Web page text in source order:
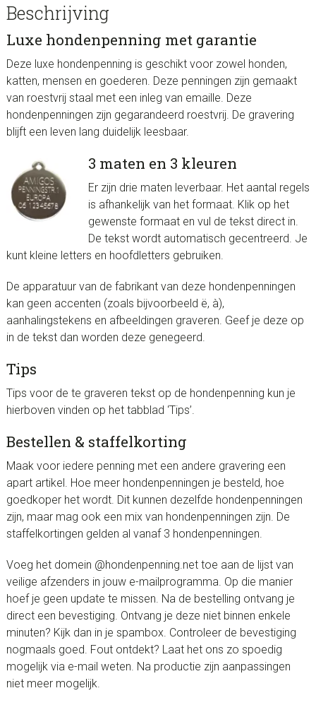
Beschrijving
Luxe hondenpenning met garantie
Deze luxe hondenpenning is geschikt voor zowel honden,
katten, mensen en goederen. Deze penningen zijn gemaakt
van roestvrij staal met een inleg van emaille. Deze
hondenpenningen zijn gegarandeerd roestvrij. De gravering
blijft een leven lang duidelijk leesbaar.
3 maten en 3 kleuren
Er zijn drie maten leverbaar. Het aantal regels
is afhankelijk van het formaat. Klik op het
gewenste formaat en vul de tekst direct in.
De tekst wordt automatisch gecentreerd. Je
kunt kleine letters en hoofdletters gebruiken.
De apparatuur van de fabrikant van deze hondenpenningen
kan geen accenten (zoals bijvoorbeeld ë, à),
aanhalingstekens en afbeeldingen graveren. Geef je deze op
in de tekst dan worden deze genegeerd.
Tips
Tips voor de te graveren tekst op de hondenpenning kun je
hierboven vinden op het tabblad ‘Tips’.
Bestellen & staffelkorting
Maak voor iedere penning met een andere gravering een
apart artikel. Hoe meer hondenpenningen je besteld, hoe
goedkoper het wordt. Dit kunnen dezelfde hondenpenningen
zijn, maar mag ook een mix van hondenpenningen zijn. De
staffelkortingen gelden al vanaf 3 hondenpenningen.
Voeg het domein @hondenpenning.net toe aan de lijst van
veilige afzenders in jouw e-mailprogramma. Op die manier
hoef je geen update te missen. Na de bestelling ontvang je
direct een bevestiging. Ontvang je deze niet binnen enkele
minuten? Kijk dan in je spambox. Controleer de bevestiging
nogmaals goed. Fout ontdekt? Laat het ons zo spoedig
mogelijk via e-mail weten. Na productie zijn aanpassingen
niet meer mogelijk.